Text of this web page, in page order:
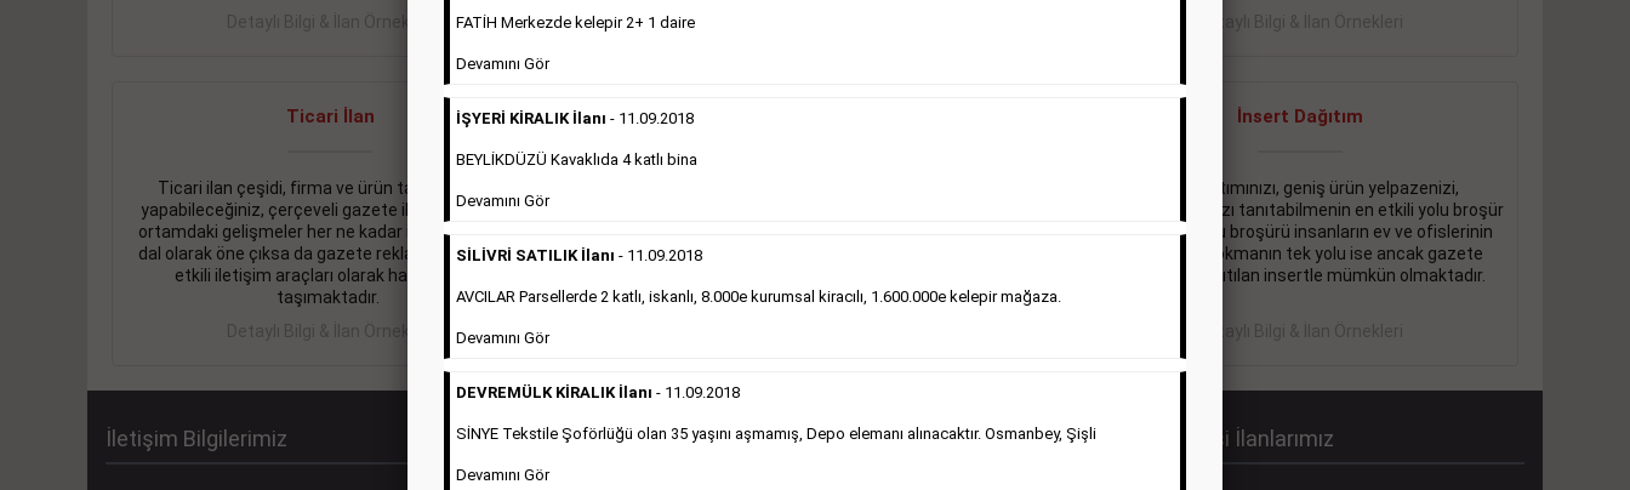
Detaylı Bilgi & İlan Örnekleri
Detaylı Bilgi & İlan Örnekleri
Ticari İlan
Ticari ilan çeşidi, firma ve ürün tanıtımlarınızı
yapabileceğiniz, çerçeveli gazete ilanlarıdır. Dijital
ortamdaki gelişmeler her ne kadar ihtiyacın arttığı
dal olarak öne çıksa da gazete reklamları halen en
etkili iletişim araçları olarak hayati önem
taşımaktadır.
Detaylı Bilgi & İlan Örnekleri
ilanlara göre daha ekonomiktir.
İnsert Dağıtım
Firma tanıtımınızı, geniş ürün yelpazenizi,
promosyonlarınızı tanıtabilmenin en etkili yolu broşür
dağıtmaktır. Bu broşürü insanların ev ve ofislerinin
içine kadar sokmanın tek yolu ise ancak gazete
içerisinde dağıtılan insertle mümkün olmaktadır.
Detaylı Bilgi & İlan Örnekleri
İletişim Bilgilerimiz Kampanyalarımız Sabah Gazetesi İlanlarımız
FATİH Merkezde kelepir 2+ 1 daire
Devamını Gör
İŞYERİ KİRALIK İlanı - 11.09.2018
BEYLİKDÜZÜ Kavaklıda 4 katlı bina
Devamını Gör
SİLİVRİ SATILIK İlanı - 11.09.2018
AVCILAR Parsellerde 2 katlı, iskanlı, 8.000e kurumsal kiracılı, 1.600.000e kelepir mağaza.
Devamını Gör
DEVREMÜLK KİRALIK İlanı - 11.09.2018
SİNYE Tekstile Şoförlüğü olan 35 yaşını aşmamış, Depo elemanı alınacaktır. Osmanbey, Şişli
Devamını Gör